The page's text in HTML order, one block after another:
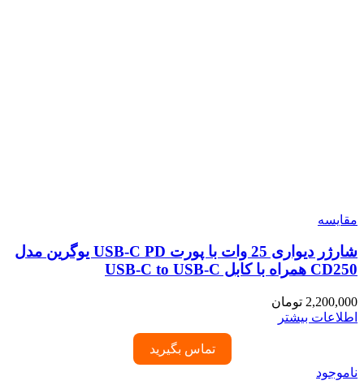
مقایسه
شارژر دیواری 25 وات با پورت USB-C PD یوگرین مدل
CD250 همراه با کابل USB-C to USB-C
2,200,000 تومان
اطلاعات بیشتر
تماس بگیرید
ناموجود